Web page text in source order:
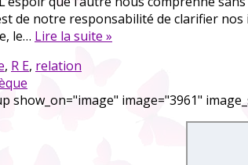
notre responsabilité de clarifier nos
le… Lire la suite »
, R E, relation
show_on="image" image="3961"